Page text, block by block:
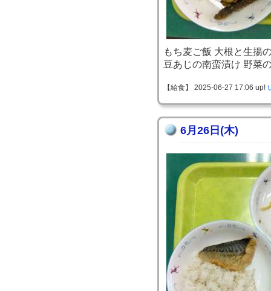
もち麦ご飯 大根と生揚
豆あじの南蛮漬け 野菜
【給食】 2025-06-27 17:06 up!
6月26日(木)